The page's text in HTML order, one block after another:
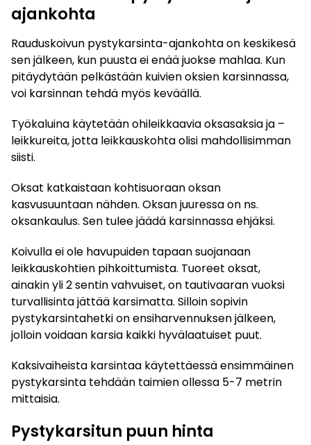
ajankohta
Rauduskoivun pystykarsinta-ajankohta on keskikesä
sen jälkeen, kun puusta ei enää juokse mahlaa. Kun
pitäydytään pelkästään kuivien oksien karsinnassa,
voi karsinnan tehdä myös keväällä.
Työkaluina käytetään ohileikkaavia oksasaksia ja –
leikkureita, jotta leikkauskohta olisi mahdollisimman
siisti.
Oksat katkaistaan kohtisuoraan oksan
kasvusuuntaan nähden. Oksan juuressa on ns.
oksankaulus. Sen tulee jäädä karsinnassa ehjäksi.
Koivulla ei ole havupuiden tapaan suojanaan
leikkauskohtien pihkoittumista. Tuoreet oksat,
ainakin yli 2 sentin vahvuiset, on tautivaaran vuoksi
turvallisinta jättää karsimatta. Silloin sopivin
pystykarsintahetki on ensiharvennuksen jälkeen,
jolloin voidaan karsia kaikki hyvälaatuiset puut.
Kaksivaiheista karsintaa käytettäessä ensimmäinen
pystykarsinta tehdään taimien ollessa 5-7 metrin
mittaisia.
Pystykarsitun puun hinta